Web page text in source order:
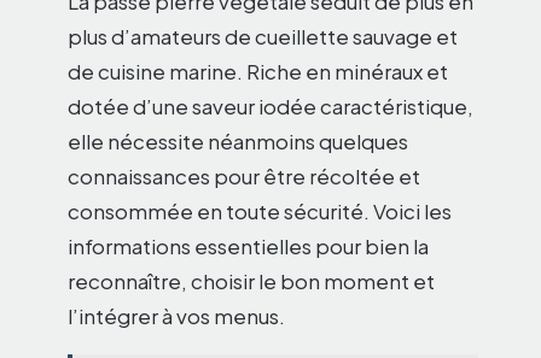
plus d’amateurs de cueillette sauvage et
de cuisine marine. Riche en minéraux et
dotée d’une saveur iodée caractéristique,
elle nécessite néanmoins quelques
connaissances pour être récoltée et
consommée en toute sécurité. Voici les
informations essentielles pour bien la
reconnaître, choisir le bon moment et
l’intégrer à vos menus.